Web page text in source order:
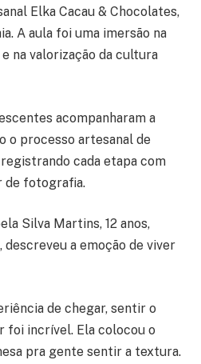
Elka Cacau & Chocolates,
A aula foi uma imersão na
na valorização da cultura
acompanharam a
o processo artesanal de
cada etapa com
de fotografia.
Silva Martins, 12 anos,
a emoção de viver
de chegar, sentir o
foi incrível. Ela colocou o
pra gente sentir a textura.